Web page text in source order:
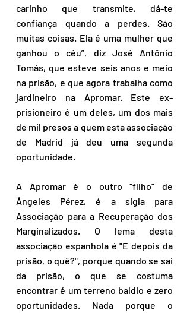
carinho que transmite, dá-te
confiança quando a perdes. São
muitas coisas. Ela é uma mulher que
ganhou o céu”, diz José Antônio
Tomás, que esteve seis anos e meio
na prisão, e que agora trabalha como
jardineiro na Apromar. Este ex-
prisioneiro é um deles, um dos mais
de mil presos a quem esta associação
de Madrid já deu uma segunda
oportunidade.
A Apromar é o outro “filho” de
Ángeles Pérez, é a sigla para
Associação para a Recuperação dos
Marginalizados. O lema desta
associação espanhola é "E depois da
prisão, o quê?", porque quando se sai
da prisão, o que se costuma
encontrar é um terreno baldio e zero
oportunidades. Nada porque o